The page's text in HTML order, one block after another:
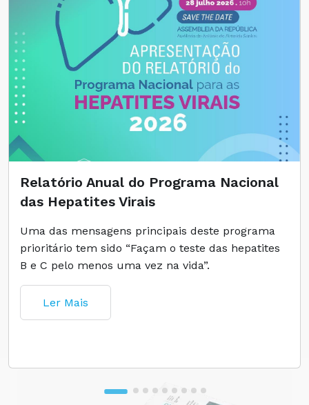
Relatório Anual do Programa Nacional
das Hepatites Virais
Uma das mensagens principais deste programa
prioritário tem sido “Façam o teste das hepatites
B e C pelo menos uma vez na vida”.
Ler Mais